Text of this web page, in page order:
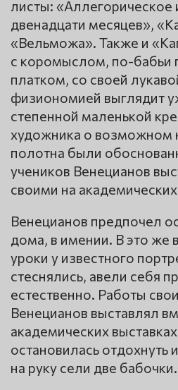
листы:
двенадцати месяцев»,
«Вельможа». Также и
с коромыслом, по-бабьи
платком, со своей
физиономией выглядит
степенной маленькой
художника о возможном
полотна были
учеников Венецианов
своими на
Венецианов предпочел
дома, в имении. В это же
уроки у известного
стеснялись, авели себя
естественно. Работы
Венецианов выставлял
академических
остановилась отдохнуть
на руку сели две